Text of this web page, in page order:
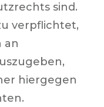
sind.
verpflichtet,
an
hiergegen